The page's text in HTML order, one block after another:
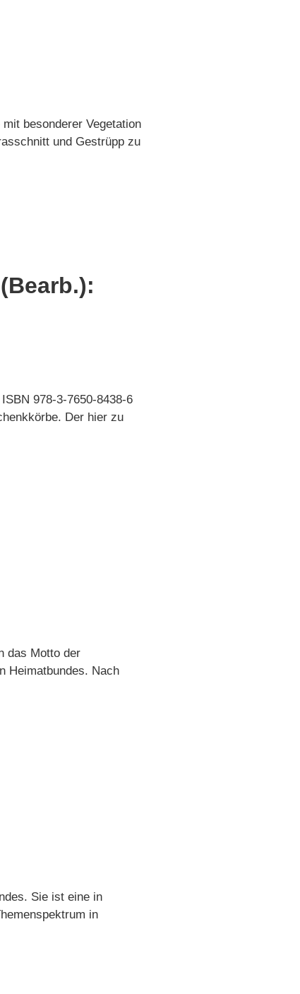
besonderer Vegetation
und Gestrüpp zu
978-3-7650-8438-6
Der hier zu
das Motto der
Heimatbundes. Nach
Sie ist eine in
in